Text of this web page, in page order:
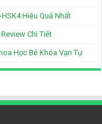
Hiệu Quả Nhất
Chi Tiết
Học Bẻ Khóa Vạn Tự